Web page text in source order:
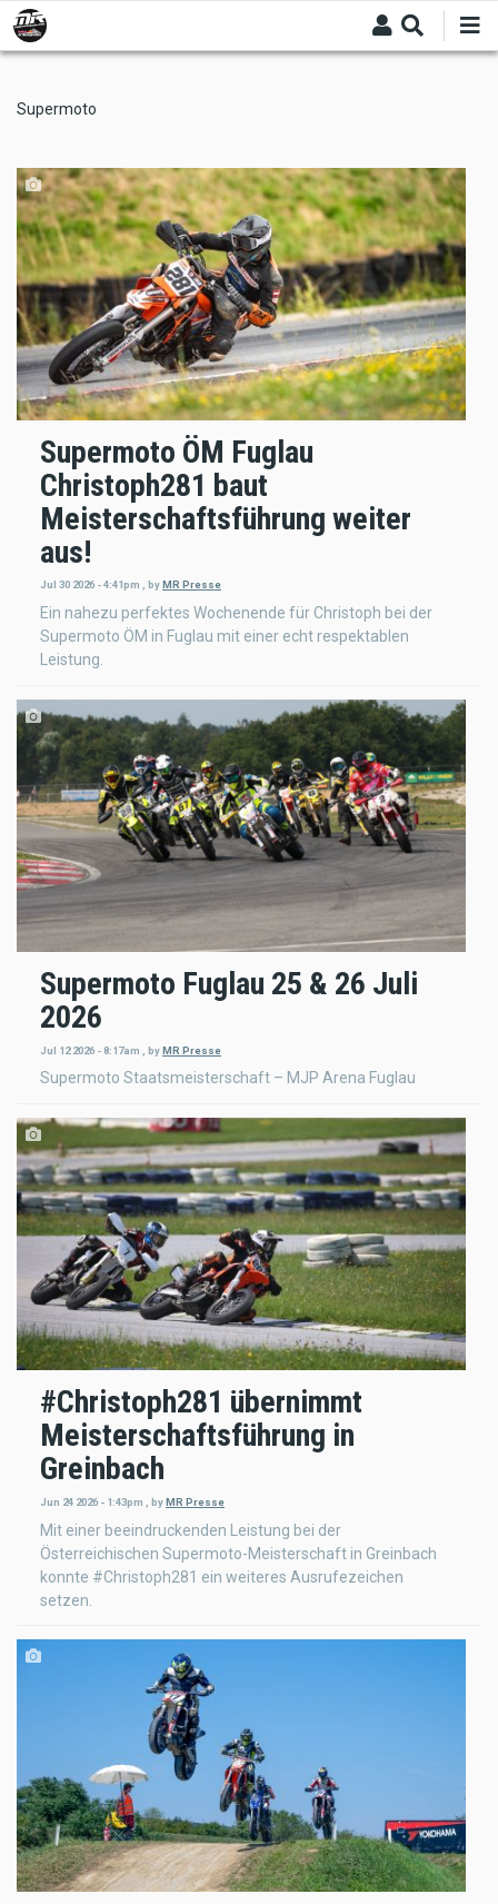
Skip
to
main
Supermoto
Supermoto ÖM Fuglau
Christoph281 baut
Meisterschaftsführung weiter
aus!
Jul 30 2026 - 4:41pm , by MR Presse
Ein nahezu perfektes Wochenende für Christoph bei der
Supermoto ÖM in Fuglau mit einer echt respektablen
Leistung.
Supermoto Fuglau 25 & 26 Juli
2026
Jul 12 2026 - 8:17am byMR Presse
Supermoto Staatsmeisterschaft – MJP Arena Fuglau
#Christoph281 übernimmt
Meisterschaftsführung in
Greinbach
Jun 24 2026 - 1:43pm byMR Presse
Mit einer beeindruckenden Leistung bei der
Österreichischen Supermoto-Meisterschaft in Greinbach
konnte #Christoph281 ein weiteres Ausrufezeichen
setzen.